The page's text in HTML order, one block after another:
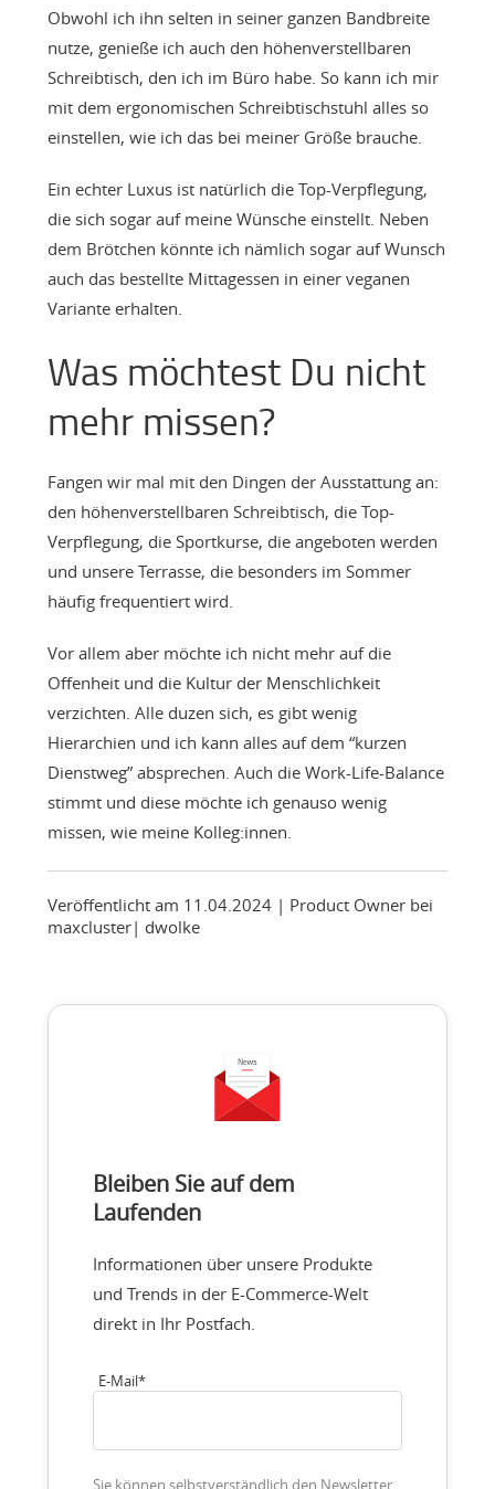
Obwohl ich ihn selten in seiner ganzen Bandbreite
nutze, genieße ich auch den höhenverstellbaren
Schreibtisch, den ich im Büro habe. So kann ich mir
mit dem ergonomischen Schreibtischstuhl alles so
einstellen, wie ich das bei meiner Größe brauche.
Ein echter Luxus ist natürlich die Top-Verpflegung,
die sich sogar auf meine Wünsche einstellt. Neben
dem Brötchen könnte ich nämlich sogar auf Wunsch
auch das bestellte Mittagessen in einer veganen
Variante erhalten.
Was möchtest Du nicht
mehr missen?
Fangen wir mal mit den Dingen der Ausstattung an:
den höhenverstellbaren Schreibtisch, die Top-
Verpflegung, die Sportkurse, die angeboten werden
und unsere Terrasse, die besonders im Sommer
häufig frequentiert wird.
Vor allem aber möchte ich nicht mehr auf die
Offenheit und die Kultur der Menschlichkeit
verzichten. Alle duzen sich, es gibt wenig
Hierarchien und ich kann alles auf dem “kurzen
Dienstweg” absprechen. Auch die Work-Life-Balance
stimmt und diese möchte ich genauso wenig
missen, wie meine Kolleg:innen.
Veröffentlicht am 11.04.2024 | Product Owner bei
maxcluster| dwolke
Bleiben Sie auf dem
Laufenden
Informationen über unsere Produkte
und Trends in der E-Commerce-Welt
direkt in Ihr Postfach.
E-Mail*
Sie können selbstverständlich den Newsletter